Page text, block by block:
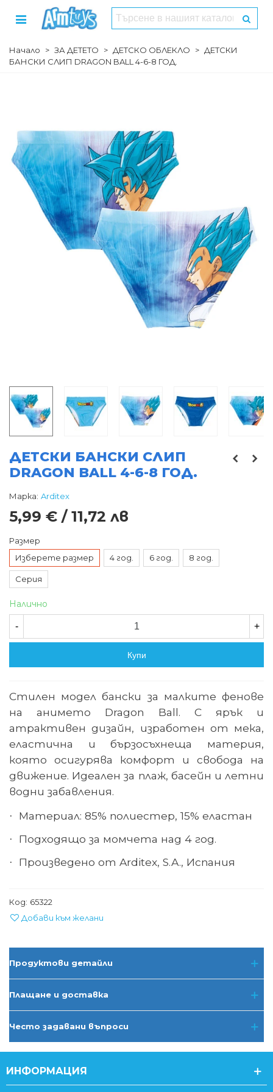
Начало > ЗА ДЕТЕТО > ДЕТСКО ОБЛЕКЛО > ДЕТСКИ
БАНСКИ СЛИП DRAGON BALL 4-6-8 ГОД.
ДЕТСКИ БАНСКИ СЛИП
DRAGON BALL 4-6-8 ГОД.
Марка: Arditex
5,99 € / 11,72 лв
Размер
Изберете размер
4 год. 6 год. 8 год.
Серия
Налично
- +
Купи
Стилен модел бански за малките фенове
на анимето Dragon Ball. С ярък и
атрактивен дизайн, изработен от мека,
еластична и бързосъхнеща материя,
която осигурява комфорт и свобода на
движение. Идеален за плаж, басейн и летни
водни забавления.
· Материал: 85% полиестер, 15% еластан
· Подходящо за момчета над 4 год.
· Произведено от Arditex, S.A., Испания
Код: 65322
Добави към желани
Продуктови детайли
Плащане и доставка
Често задавани въпроси
ИНФОРМАЦИЯ